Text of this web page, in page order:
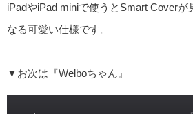
iPadやiPad miniで使うとSmart Coverが
なる可愛い仕様です。
▼お次は『Welboちゃん』